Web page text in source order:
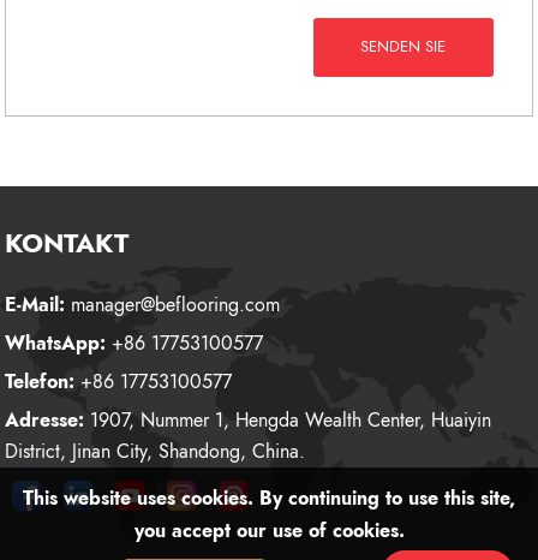
SENDEN SIE
KONTAKT
E-Mail: manager@beflooring.com
WhatsApp: +86 17753100577
Telefon: +86 17753100577
Adresse: 1907, Nummer 1, Hengda Wealth Center, Huaiyin
District, Jinan City, Shandong, China.
This website uses cookies. By continuing to use this site,
you accept our use of cookies.